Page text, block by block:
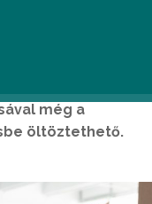
még a
öltöztethető.